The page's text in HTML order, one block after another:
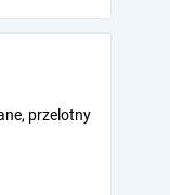
przelotny